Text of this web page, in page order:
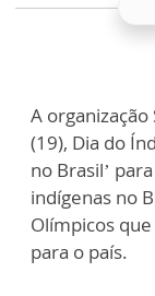
A
(19), Dia do
no Brasil’
indígenas no
Olímpicos
para o país.